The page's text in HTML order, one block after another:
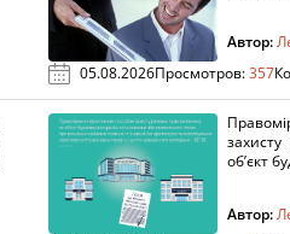
Автор:
05.08.2026Просмотров:357
об’єкт
Автор: